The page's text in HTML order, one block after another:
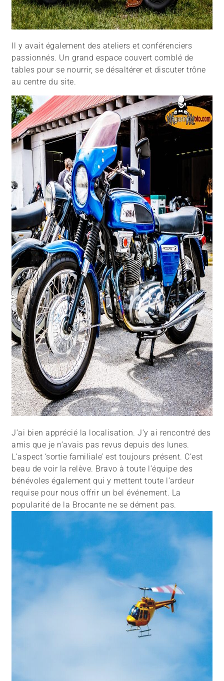
Il y avait également des ateliers et conférenciers
passionnés. Un grand espace couvert comblé de
tables pour se nourrir, se désaltérer et discuter trône
au centre du site.
J’ai bien apprécié la localisation. J’y ai rencontré des
amis que je n’avais pas revus depuis des lunes.
L’aspect ‘sortie familiale’ est toujours présent. C’est
beau de voir la relève. Bravo à toute l’équipe des
bénévoles également qui y mettent toute l’ardeur
requise pour nous offrir un bel événement. La
popularité de la Brocante ne se dément pas.